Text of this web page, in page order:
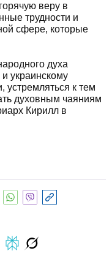
веру в
трудности и
сфере, которые
духа
украинскому
устремляться к тем
духовным чаяниям
Кирилл в